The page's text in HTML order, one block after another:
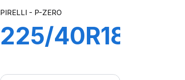
PIRELLI - P-ZERO
225/40R18